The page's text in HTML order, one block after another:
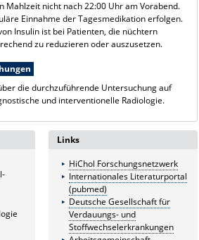
Mahlzeit nicht nach 22:00 Uhr am Vorabend.
Einnahme der Tagesmedikation erfolgen.
Insulin ist bei Patienten, die nüchtern
zu reduzieren oder auszusetzen.
die durchzuführende Untersuchung auf
und interventionelle Radiologie.
Links
HiChol Forschungsnetzwerk
Internationales Literaturportal
(pubmed)
Deutsche Gesellschaft für
Verdauungs- und
Stoffwechselerkrankungen